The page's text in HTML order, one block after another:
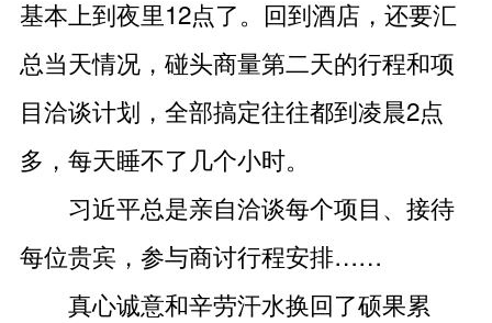
基本上到夜里12点了。回到酒店，还要汇
总当天情况，碰头商量第二天的行程和项
目洽谈计划，全部搞定往往都到凌晨2点
多，每天睡不了几个小时。
习近平总是亲自洽谈每个项目、接待
每位贵宾，参与商讨行程安排……
真心诚意和辛劳汗水换回了硕果累